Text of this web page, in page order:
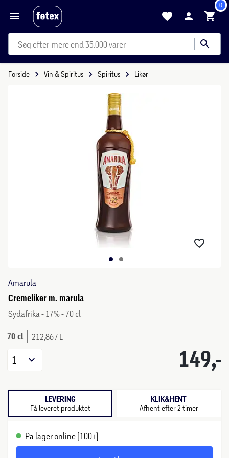
0
mere end 35.000 varer
Forside Vin & Spiritus Spiritus Likør
Amarula
Cremelikør m. marula
Sydafrika - 17% - 70 cl
70 cl 212,86 / L
149,-
1
LEVERING
Få leveret produktet
KLIK&HENT
Afhent efter 2 timer
På lager online (100+)